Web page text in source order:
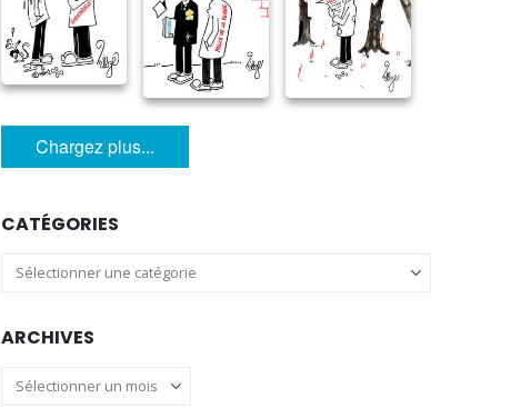
Chargez plus...
CATÉGORIES
Catégories
ARCHIVES
Archives